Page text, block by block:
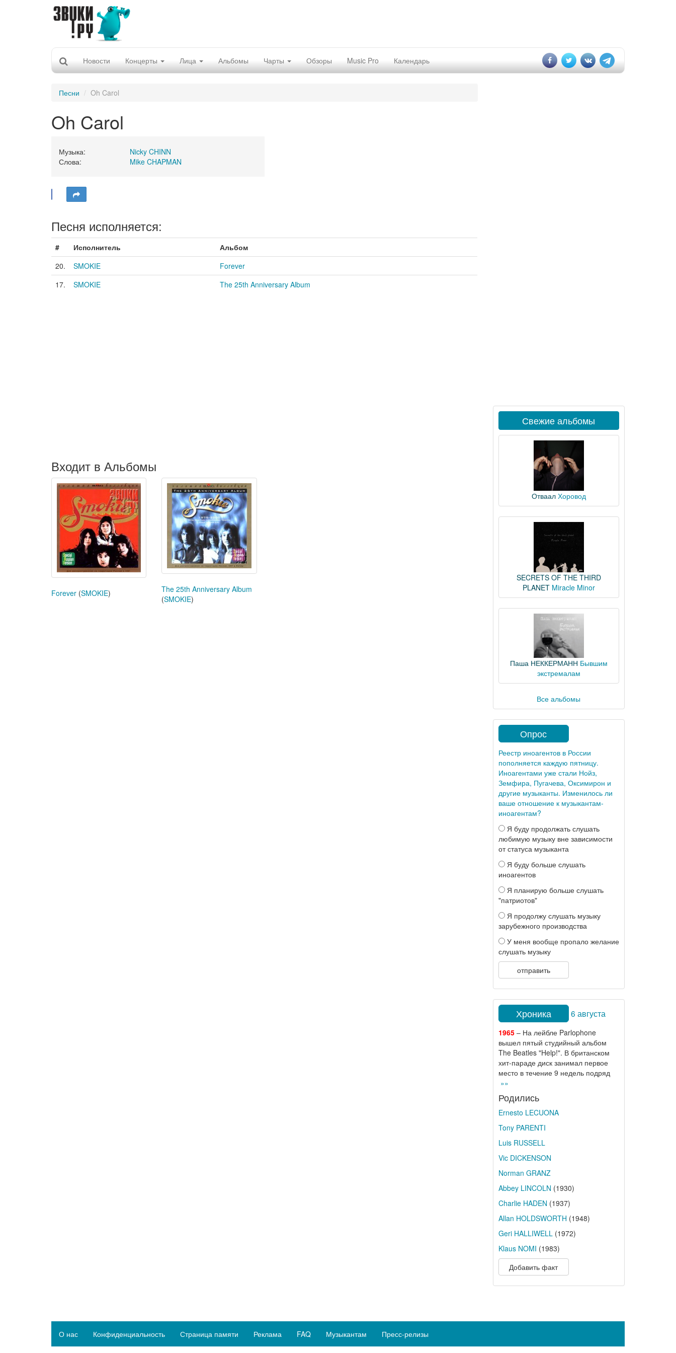
Новости Концерты Лица Альбомы Чарты Обзоры Music Pro Календарь
Песни Oh Carol
Oh Carol
Музыка:
Nicky CHINN
Слова:
Mike CHAPMAN
Песня исполняется:
# Исполнитель
Альбом
20.
SMOKIE
Forever
17.
SMOKIE The 25th Anniversary Album
Входит в Альбомы
Forever (SMOKIE)
The 25th Anniversary Album
(SMOKIE)
Свежие альбомы
Отваал Хоровод
SECRETS OF THE THIRD
PLANET Miracle Minor
Паша НЕККЕРМАНН Бывшим
экстремалам
Все альбомы
Опрос
Реестр иноагентов в России
пополняется каждую пятницу.
Иноагентами уже стали Нойз,
Земфира, Пугачева, Оксимирон и
другие музыканты. Изменилось ли
ваше отношение к музыкантам-
иноагентам?
Я буду продолжать слушать
любимую музыку вне зависимости
от статуса музыканта
Я буду больше слушать
иноагентов
Я планирую больше слушать
"патриотов"
Я продолжу слушать музыку
зарубежного производства
У меня вообще пропало желание
слушать музыку
отправить
Хроника 6 августа
1965– На лейбле Parlophone
вышел пятый студийный альбом
The Beatles "Help!". В британском
хит-параде диск занимал первое
место в течение 9 недель подряд
»»
Родились
Ernesto LECUONA
Tony PARENTI
Luis RUSSELL
Vic DICKENSON
Norman GRANZ
Abbey LINCOLN (1930)
Charlie HADEN (1937)
Allan HOLDSWORTH (1948)
Geri HALLIWELL(1972)
Klaus NOMI (1983)
Добавить факт
О нас Конфиденциальность Страница памяти Реклама FAQ Музыкантам Пресс-релизы